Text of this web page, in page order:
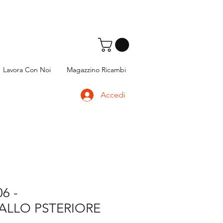
Lavora Con Noi Magazzino Ricambi
Accedi
-
PSTERIORE